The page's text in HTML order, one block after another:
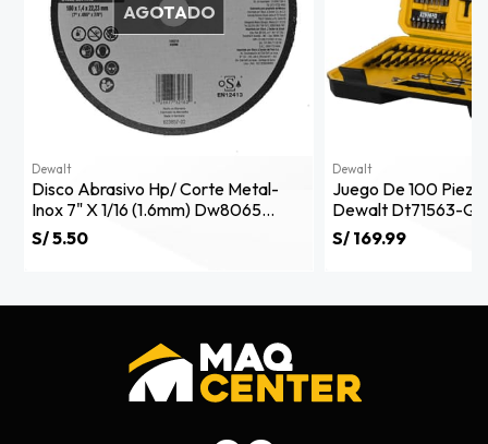
AGOTADO
Dewalt
Disco Abrasivo Hp/ Corte Metal-
Inox 7" X 1/16 (1.6mm) Dw8065
Dewalt
S/ 5.50
Dewalt
Juego De 100
Dewalt Dt71563-Qz
S/ 169.99